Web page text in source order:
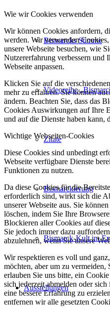
Bismarcks Stimme
Videoreihe
Zitate
Bismarckierung
Bismarck-Kult im
Ausstellungen
Wie wir Cookies verwenden
Wir können Cookies anfordern,
werden. Wir verwenden
unsere Webseite besuchen, wie
Nutzererfahrung verbessern und
Webseite anpassen.
Klicken Sie auf die
mehr zu erfahren. Sie können
ändern. Beachten Sie, dass das
Cookies Auswirkungen auf Ihre
und auf die Dienste haben kann,
Wichtige Webseiten-Cookies
Diese Cookies sind unbedingt
Webseite verfügbare Dienste
Funktionen zu nutzen.
Da diese Cookies für die
erforderlich sind, wirkt sich die
unserer Webseite aus. Sie
löschen, indem Sie Ihre
Blockieren aller Cookies auf
Sie jedoch immer dazu
abzulehnen, wenn Sie unsere
Wir respektieren es voll und
möchten, aber um zu vermeiden,
erlauben Sie uns bitte, ein
sich jederzeit abmelden oder
eine bessere Erfahrung zu
entfernen wir alle gesetzten